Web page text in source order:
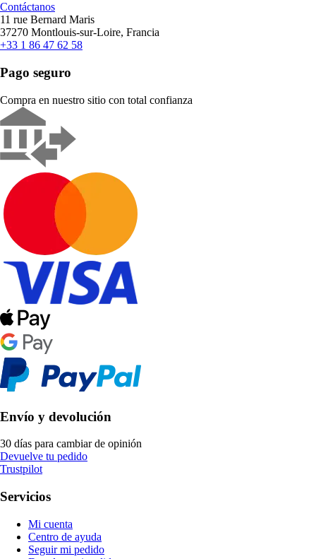
Contáctanos
11 rue Bernard Maris
37270 Montlouis-sur-Loire, Francia
+33 1 86 47 62 58
Pago seguro
Compra en nuestro sitio con total confianza
Envío y devolución
30 días para cambiar de opinión
Devuelve tu pedido
Trustpilot
Servicios
Mi cuenta
Centro de ayuda
Seguir mi pedido